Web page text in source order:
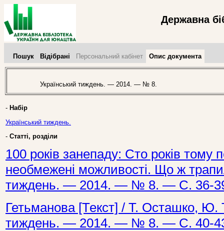
Державна
Пошук Відібрані Персональний кабінет Опис документа
Український тиждень. — 2014. — № 8.
- Набір
Український тиждень.
- Статті, розділи
100 років занепаду: Сто років тому
необмежені можливості. Що ж
тиждень. — 2014. — № 8. — С. 36-
Гетьманова [Текст] / Т. Осташко, Ю.
тиждень. — 2014. — № 8. — С. 40-